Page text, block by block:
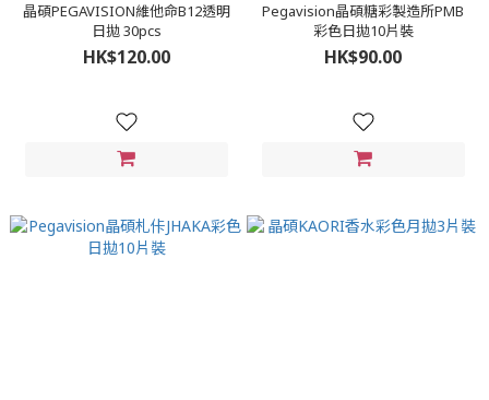
晶碩PEGAVISION維他命B12透明
日拋 30pcs
HK$120.00
Pegavision晶碩糖彩製造所PMB
彩色日拋10片裝
HK$90.00